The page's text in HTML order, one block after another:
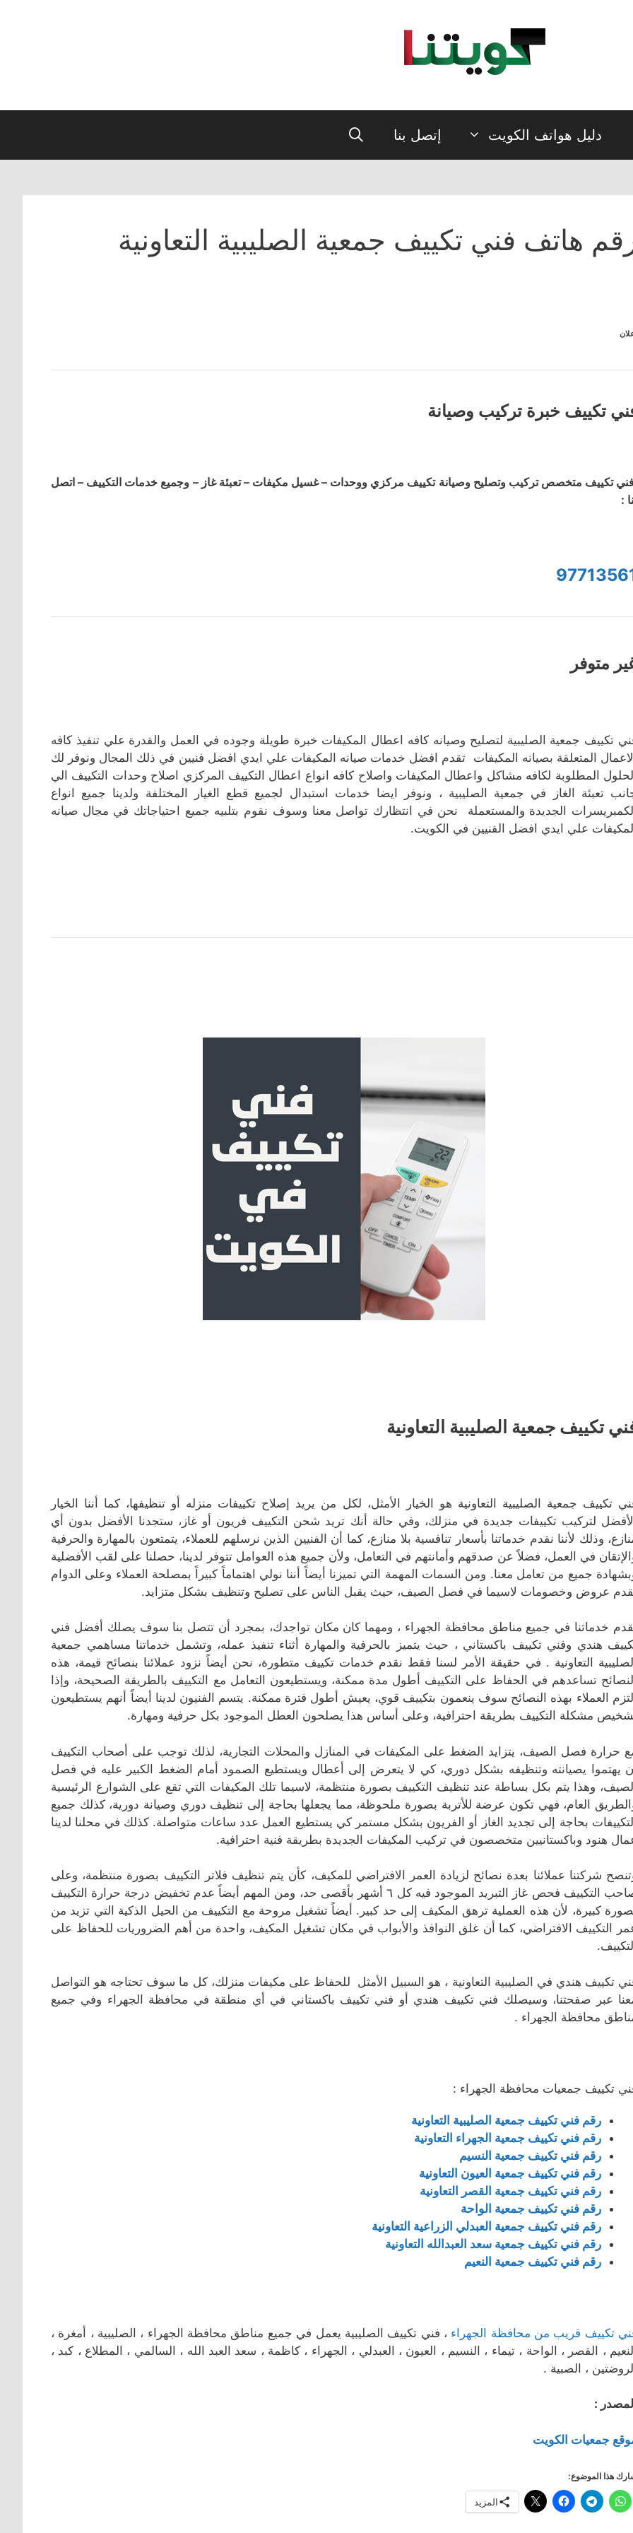
دليل هواتف الكويت إتصل بنا
هاتف فني تكييف جمعية الصليبية التعاونية
تكييف خبرة تركيب وصيانة
تكييف متخصص تركيب وتصليح وصيانة تكييف مركزي ووحدات – غسيل مكيفات – تعبئة غاز – وجميع خدمات التكييف – اتصل
:
متوفر
تكييف جمعية الصليبية لتصليح وصيانه كافه اعطال المكيفات خبرة طويلة وجوده في العمل والقدرة علي تنفيذ كافه
المتعلقة بصيانه المكيفات تقدم افضل خدمات صيانه المكيفات علي ايدي افضل فنيين في ذلك المجال ونوفر لك
المطلوبة لكافه مشاكل واعطال المكيفات واصلاح كافه انواع اعطال التكييف المركزي اصلاح وحدات التكييف الي
تعبئة الغاز في جمعية الصليبية ، ونوفر ايضا خدمات استبدال لجميع قطع الغيار المختلفة ولدينا جميع انواع
الجديدة والمستعملة نحن في انتظارك تواصل معنا وسوف نقوم بتلبيه جميع احتياجاتك في مجال صيانه
علي ايدي افضل الفنيين في الكويت.
تكييف جمعية الصليبية التعاونية
تكييف جمعية الصليبية التعاونية هو الخيار الأمثل، لكل من يريد إصلاح تكييفات منزله أو تنظيفها، كما أننا الخيار
لتركيب تكييفات جديدة في منزلك، وفي حالة أنك تريد شحن التكييف فريون أو غاز، ستجدنا الأفضل بدون أي
وذلك لأننا نقدم خدماتنا بأسعار تنافسية بلا منازع، كما أن الفنيين الذين نرسلهم للعملاء، يتمتعون بالمهارة والحرفية
في العمل، فضلاً عن صدقهم وأمانتهم في التعامل، ولأن جميع هذه العوامل تتوفر لدينا، حصلنا على لقب الأفضلية
جميع من تعامل معنا. ومن السمات المهمة التي تميزنا أيضاً أننا نولي اهتماماً كبيراً بمصلحة العملاء وعلى الدوام
عروض وخصومات لاسيما في فصل الصيف، حيث يقبل الناس على تصليح وتنظيف بشكل متزايد.
خدماتنا في جميع مناطق محافظة الجهراء ، ومهما كان مكان تواجدك، بمجرد أن تتصل بنا سوف يصلك أفضل فني
هندي وفني تكييف باكستاني ، حيث يتميز بالحرفية والمهارة أثناء تنفيذ عمله، وتشمل خدماتنا مساهمي جمعية
الصليبية التعاونية . في حقيقة الأمر لسنا فقط نقدم خدمات تكييف متطورة، نحن أيضاً نزود عملائنا بنصائح قيمة، هذه
النصائح تساعدهم في الحفاظ على التكييف أطول مدة ممكنة، ويستطيعون التعامل مع التكييف بالطريقة الصحيحة، وإذا
التزم العملاء بهذه النصائح سوف ينعمون بتكييف قوي، يعيش أطول فترة ممكنة. يتسم الفنيون لدينا أيضاً أنهم يستطيعون
مشكلة التكييف بطريقة احترافية، وعلى أساس هذا يصلحون العطل الموجود بكل حرفية ومهارة.
حرارة فصل الصيف، يتزايد الضغط على المكيفات في المنازل والمحلات التجارية، لذلك توجب على أصحاب التكييف
يهتموا يصيانته وتنظيفه بشكل دوري، كي لا يتعرض إلى أعطال ويستطيع الصمود أمام الضغط الكبير عليه في فصل
وهذا يتم بكل بساطة عند تنظيف التكييف بصورة منتظمة، لاسيما تلك المكيفات التي تقع على الشوارع الرئيسية
العام، فهي تكون عرضة للأتربة بصورة ملحوظة، مما يجعلها بحاجة إلى تنظيف دوري وصيانة دورية، كذلك جميع
بحاجة إلى تجديد الغاز أو الفريون بشكل مستمر كي يستطيع العمل عدد ساعات متواصلة. كذلك في محلنا لدينا
هنود وباكستانيين متخصصون في تركيب المكيفات الجديدة بطريقة فنية احترافية.
شركتنا عملائنا بعدة نصائح لزيادة العمر الافتراضي للمكيف، كأن يتم تنظيف فلاتر التكييف بصورة منتظمة، وعلى
صاحب التكييف فحص غاز التبريد الموجود فيه كل ٦ أشهر بأقصى حد، ومن المهم أيضاً عدم تخفيض درجة حرارة التكييف
كبيرة، لأن هذه العملية ترهق المكيف إلى حد كبير. أيضاً تشغيل مروحة مع التكييف من الحيل الذكية التي تزيد من
التكييف الافتراضي، كما أن غلق النوافذ والأبواب في مكان تشغيل المكيف، واحدة من أهم الضروريات للحفاظ على
التكييف.
تكييف هندي في الصليبية التعاونية ، هو السبيل الأمثل للحفاظ على مكيفات منزلك، كل ما سوف تحتاجه هو التواصل
عبر صفحتنا، وسيصلك فني تكييف هندي أو فني تكييف باكستاني في أي منطقة في محافظة الجهراء وفي جميع
محافظة الجهراء .
تكييف جمعيات محافظة الجهراء :
رقم فني تكييف جمعية الصليبية التعاونية
رقم فني تكييف جمعية الجهراء التعاونية
رقم فني تكييف جمعية النسيم
رقم فني تكييف جمعية العيون التعاونية
رقم فني تكييف جمعية القصر التعاونية
رقم فني تكييف جمعية الواحة
رقم فني تكييف جمعية العبدلي الزراعية التعاونية
رقم فني تكييف جمعية سعد العبدالله التعاونية
رقم فني تكييف جمعية النعيم
تكييف قريب من محافظة الجهراء ، فني تكييف الصليبية يعمل في جميع مناطق محافظة الجهراء ، الصليبية ، أمغرة ،
، القصر ، الواحة ، تيماء ، النسيم ، العيون ، العبدلي ، الجهراء ، كاظمة ، سعد العبد الله ، السالمي ، المطلاع ، كبد ،
، الصبية .
المصدر :
جمعيات الكويت
هذا الموضوع:
المزيد